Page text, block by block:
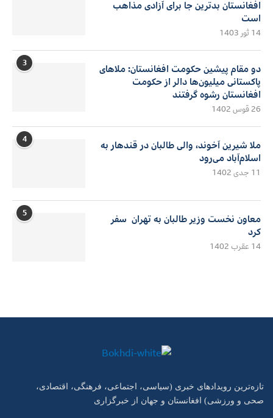
افغانستان بدترین جا برای آزادی مذاهب
است
14 ثور 1403
3
دو مقام پیشین حکومت افغانستان: ملاهای
پاکستانی میلیون‌ها دالر از حکومت
افغانستان رشوه گرفتند
26 قوس 1402
4
ملا شیرین آخوند، والی طالبان در قندهار به
اسلام‌آباد می‌رود
11 جدی 1402
5
معاون نخست وزیر طالبان به تهران سفر
کرد
14 عقرب 1402
تازه‌ترین رویدادهای خبری (سیاسی، اجتماعی، فرهنگی، اقتصادی،
صحی و ورزشی) افغانستان و جهان از خبرگزاری